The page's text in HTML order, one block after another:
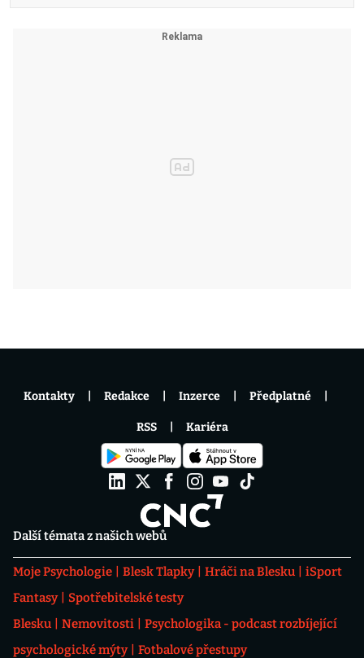
Další témata z našich webů
Moje Psychologie Blesk Tlapky Hráči na Blesku
iSport
Fantasy
Spotřebitelské testy
Blesku
Nemovitosti
Psychologika - podcast rozbíjející
psychologické mýty
Fotbalové přestupy
Kontakty Redakce Inzerce Předplatné
RSS Kariéra